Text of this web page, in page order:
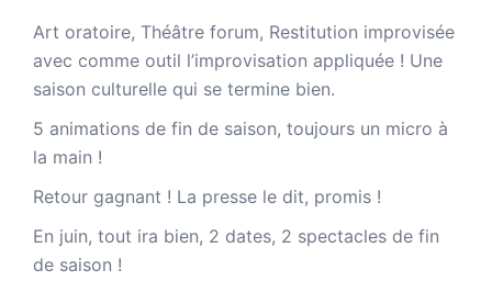
Art oratoire, Théâtre forum, Restitution improvisée
avec comme outil l’improvisation appliquée ! Une
saison culturelle qui se termine bien.
5 animations de fin de saison, toujours un micro à
la main !
Retour gagnant ! La presse le dit, promis !
En juin, tout ira bien, 2 dates, 2 spectacles de fin
de saison !